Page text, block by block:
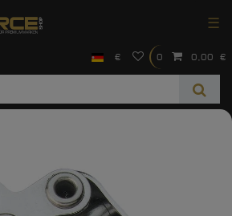
☰
€ 0 0,00 €